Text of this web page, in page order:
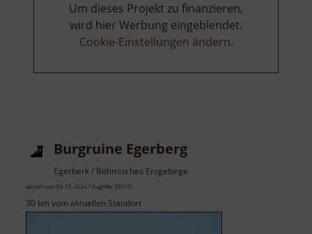
Um dieses Projekt zu finanzieren,
wird hier Werbung eingeblendet.
Cookie-Einstellungen ändern.
Burgruine Egerberg
Egerberk / Böhmisches Erzgebirge
aktuell vom 06.10.2024 / Zugriffe: 29019
30 km vom aktuellen Standort